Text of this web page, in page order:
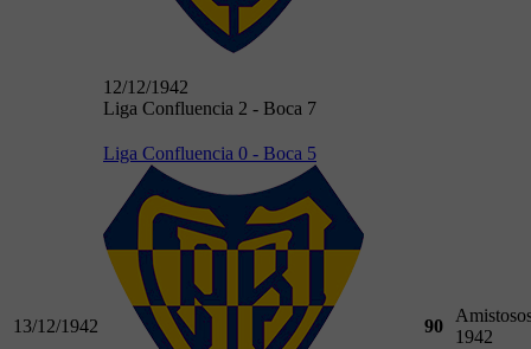
12/12/1942
Liga Confluencia 2 - Boca 7
13/12/1942
Liga Confluencia 0 - Boca 5
90
1942